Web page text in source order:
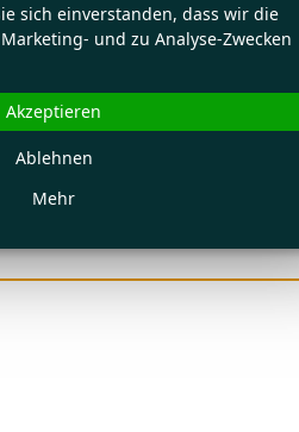
sich einverstanden, dass wir die
und zu Analyse-Zwecken
Mehr
Ablehnen
Akzeptieren